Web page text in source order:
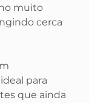
muito
cerca
para
que ainda